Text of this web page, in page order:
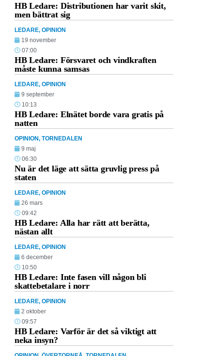
HB Ledare: Distributionen har varit skit,
men bättrat sig
LEDARE, OPINION
19 november
07:00
HB Ledare: Försvaret och vindkraften
måste kunna samsas
LEDARE, OPINION
9 september
10:13
HB Ledare: Elnätet borde vara gratis på
natten
OPINION, TORNEDALEN
9 maj
06:30
Nu är det läge att sätta gruvlig press på
staten
LEDARE, OPINION
26 mars
09:42
HB Ledare: Alla har rätt att berätta,
nästan allt
LEDARE, OPINION
6 december
10:50
HB Ledare: Inte fasen vill någon bli
skattebetalare i norr
LEDARE, OPINION
2 oktober
09:57
HB Ledare: Varför är det så viktigt att
neka insyn?